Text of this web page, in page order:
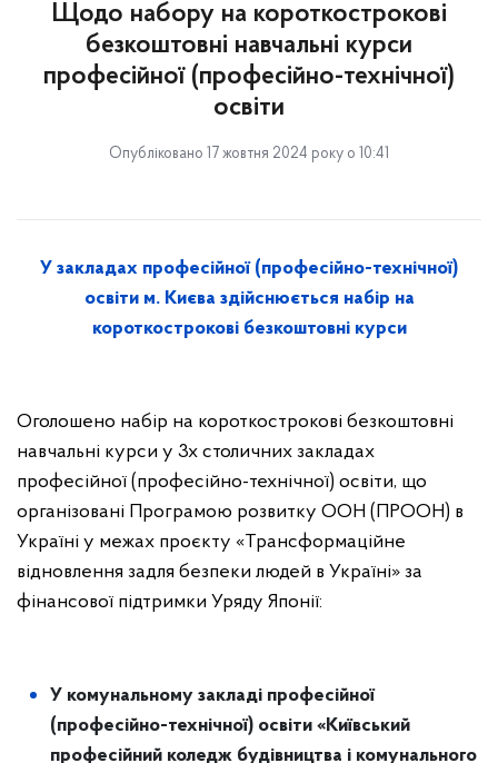
Щодо набору на короткострокові
безкоштовні навчальні курси
професійної (професійно-технічної)
освіти
Опубліковано 17 жовтня 2024 року о 10:41
У закладах професійної (професійно-технічної)
освіти м. Києва здійснюється набір на
короткострокові безкоштовні курси
Оголошено набір на короткострокові безкоштовні
навчальні курси у 3х столичних закладах
професійної (професійно-технічної) освіти, що
організовані Програмою розвитку ООН (ПРООН) в
Україні у межах проєкту «Трансформаційне
відновлення задля безпеки людей в Україні» за
фінансової підтримки Уряду Японії:
У комунальному закладі професійної
(професійно-технічної) освіти «Київський
професійний коледж будівництва і комунального